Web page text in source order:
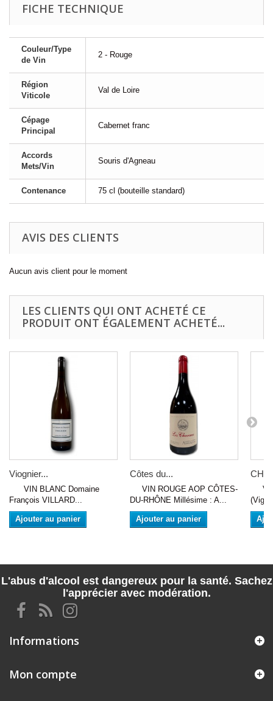
FICHE TECHNIQUE
Couleur/Type
de Vin
2 - Rouge
Région
Viticole
Val de Loire
Cépage
Principal
Cabernet franc
Accords
Mets/Vin
Souris d'Agneau
Contenance 75 cl (bouteille standard)
AVIS DES CLIENTS
Aucun avis client pour le moment
LES CLIENTS QUI ONT ACHETÉ CE
PRODUIT ONT ÉGALEMENT ACHETÉ...
Viognier...
VIN BLANC Domaine
François VILLARD...
Ajouter au panier
Côtes du...
VIN ROUGE AOP CÔTES-
DU-RHÔNE Millésime : A...
Ajouter au panier
VIN
L'abus d'alcool est dangereux pour la santé. Sachez
l'apprécier avec modération.
Informations
Mon compte